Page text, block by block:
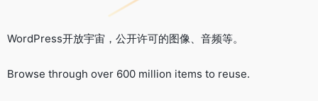
WordPress开放宇宙，公开许可的图像、音频等。
Browse through over 600 million items to reuse.